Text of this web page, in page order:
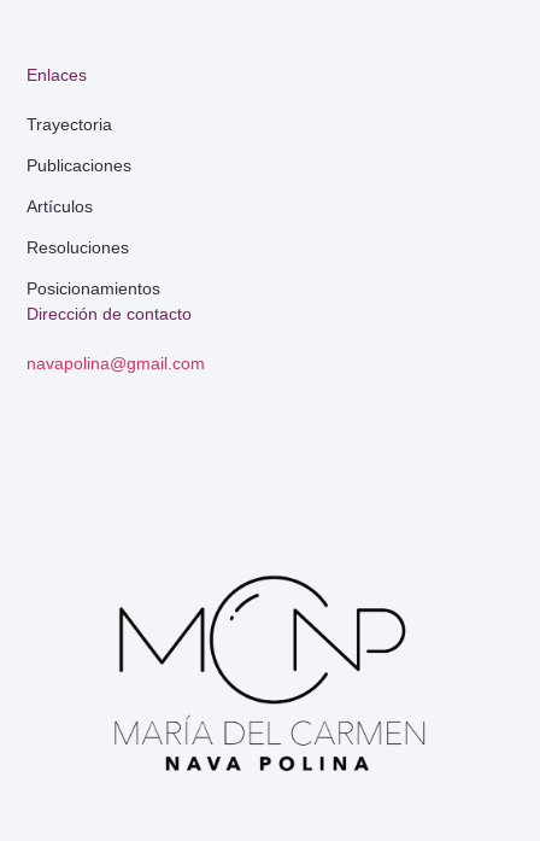
Dirección de contacto
navapolina@gmail.com
Enlaces
Trayectoria
Publicaciones
Artículos
Resoluciones
Posicionamientos